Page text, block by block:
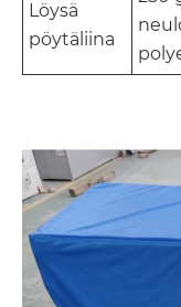
Löysä
pöytäliina